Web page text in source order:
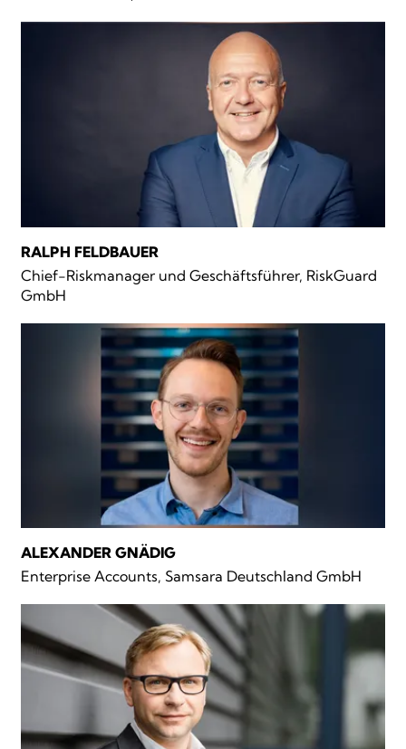
RALPH FELDBAUER
Chief-Riskmanager und Geschäftsführer, RiskGuard
GmbH
ALEXANDER GNÄDIG
Enterprise Accounts, Samsara Deutschland GmbH